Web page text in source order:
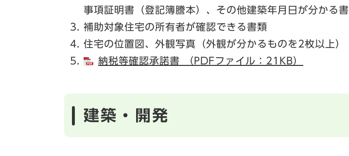
事項証明書（登記簿謄本）、その他建築年月日が分かる書
補助対象住宅の所有者が確認できる書類
住宅の位置図、外観写真（外観が分かるものを2枚以上）
納税等確認承諾書 （PDFファイル：21KB）
建築・開発